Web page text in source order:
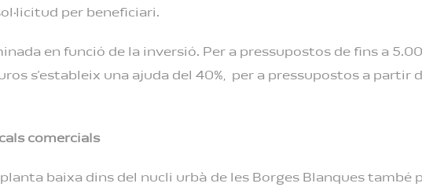
per beneficiari.
en funció de la inversió. Per a pressupostos de fins a
s’estableix una ajuda del 40%, per a pressupostos a partir
comercials
baixa dins del nucli urbà de les Borges Blanques també